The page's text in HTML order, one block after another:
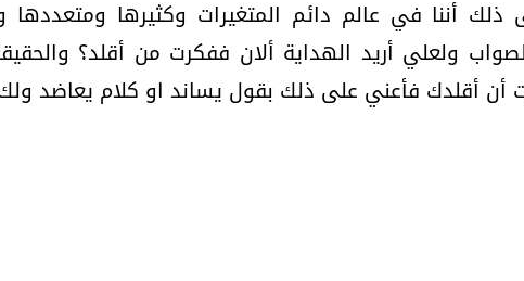
أننا في عالم دائم المتغيرات وكثيرها
ولعلي أريد الهداية ألان ففكرت من أقلد؟
أن أقلدك فأعني على ذلك بقول يساند او كلام يعاضد